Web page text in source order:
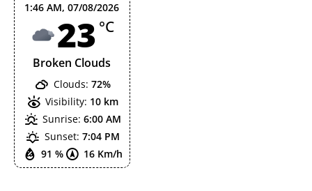
1:46 AM,07/08/2026
23 °C
Broken Clouds
91 % 16 Km/h
Clouds: 72%
Visibility: 10 km
Sunrise: 6:00 AM
Sunset: 7:04 PM